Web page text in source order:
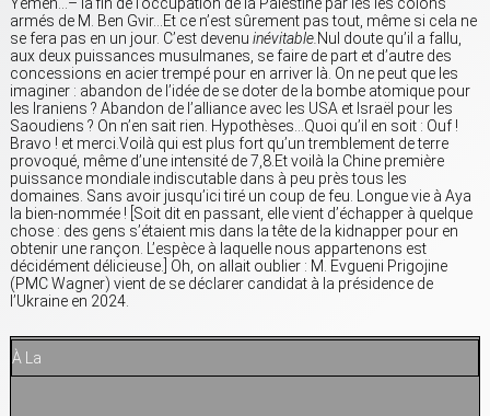
armés de M. Ben Gvir…Et ce n’est sûrement pas tout, même si cela ne
se fera pas en un jour. C’est devenu inévitable. Nul doute qu’il a fallu,
aux deux puissances musulmanes, se faire de part et d’autre des
concessions en acier trempé pour en arriver là. On ne peut que les
imaginer : abandon de l’idée de se doter de la bombe atomique pour
les Iraniens ? Abandon de l’alliance avec les USA et Israël pour les
Saoudiens ? On n’en sait rien. Hypothèses…Quoi qu’il en soit : Ouf !
Bravo ! et merci.Voilà qui est plus fort qu’un tremblement de terre
provoqué, même d’une intensité de 7,8.Et voilà la Chine première
puissance mondiale indiscutable dans à peu près tous les
domaines. Sans avoir jusqu’ici tiré un coup de feu. Longue vie à Aya
la bien-nommée ! [Soit dit en passant, elle vient d’échapper à quelque
chose : des gens s’étaient mis dans la tête de la kidnapper pour en
obtenir une rançon. L’espèce à laquelle nous appartenons est
décidément délicieuse.] Oh, on allait oublier : M. Evgueni Prigojine
(PMC Wagner) vient de se déclarer candidat à la présidence de
l’Ukraine en 2024.
À La